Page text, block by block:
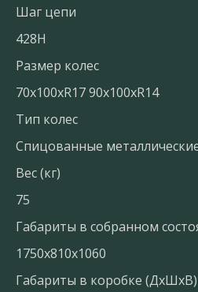
Шаг цепи
428H
Размер колес
70х100хR17 90х100хR14
Тип колес
Спицованные
Вес (кг)
75
Габариты в собранном
1750х810х1060
Габариты в коробке (ДхШхВ)